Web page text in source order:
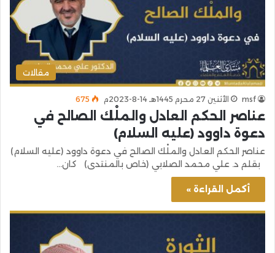
مقالات
msf الأثنين 27 محرم 1445هـ 14-8-2023م 675
عناصر الحكم العادل والملْك الصالح في
دعوة داوود (عليه السلام)
عناصر الحكم العادل والملْك الصالح في دعوة داوود (عليه السلام)
بقلم د. علي محمد الصلابي (خاص بالمنتدى) كان…
أكمل القراءة »